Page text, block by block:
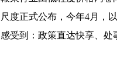
尺度正式公布，今年4月，
感受到：政策直达快享、处